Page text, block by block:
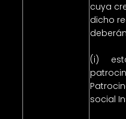
cuya
dicho
(i)
social